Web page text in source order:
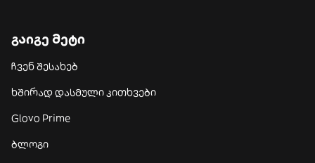
გაიგე მეტი
ჩვენ შესახებ
ხშირად დასმული კითხვები
Glovo Prime
ბლოგი